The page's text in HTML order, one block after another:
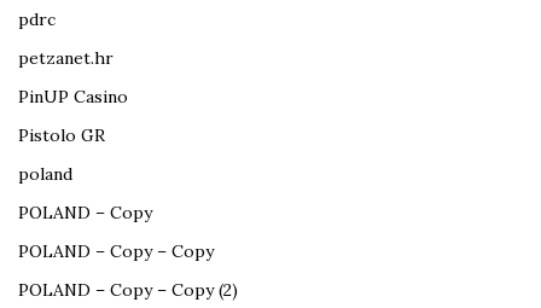
pdrc
petzanet.hr
PinUP Casino
Pistolo GR
poland
POLAND – Copy
POLAND – Copy – Copy
POLAND – Copy – Copy (2)